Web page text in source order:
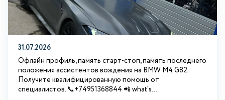
31.07.2026
Офлайн профиль, память старт-стоп, память последнего
положения ассистентов вождения на BMW М4 G82.
Получите квалифицированную помощь от
специалистов. 📞+74951368844 📲 what's...